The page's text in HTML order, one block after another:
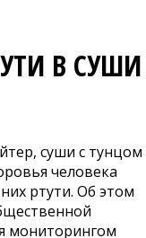
В СУШИ
суши с тунцом
человека
ртути. Об этом
мониторингом